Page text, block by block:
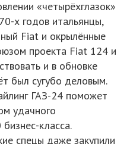
«четырёхглазок»
х годов итальянцы,
Fiat и окрылённые
проекта Fiat 124 и
и в обновке
был сугубо деловым.
ГАЗ-24 поможет
удачного
класса.
спецы даже закупили